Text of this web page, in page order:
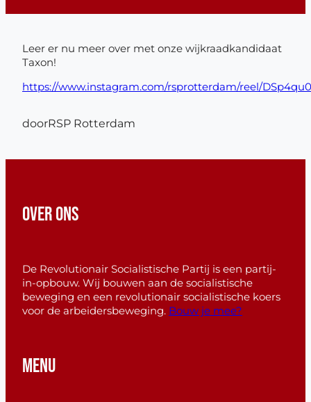
Leer er nu meer over met onze wijkraadkandidaat
Taxon!
https://www.instagram.com/rsprotterdam/reel/
doorRSP Rotterdam
OVER ONS
De Revolutionair Socialistische Partij is een partij-
in-opbouw. Wij bouwen aan de socialistische
beweging en een revolutionair socialistische koers
voor de arbeidersbeweging. Bouw je mee?
MENU